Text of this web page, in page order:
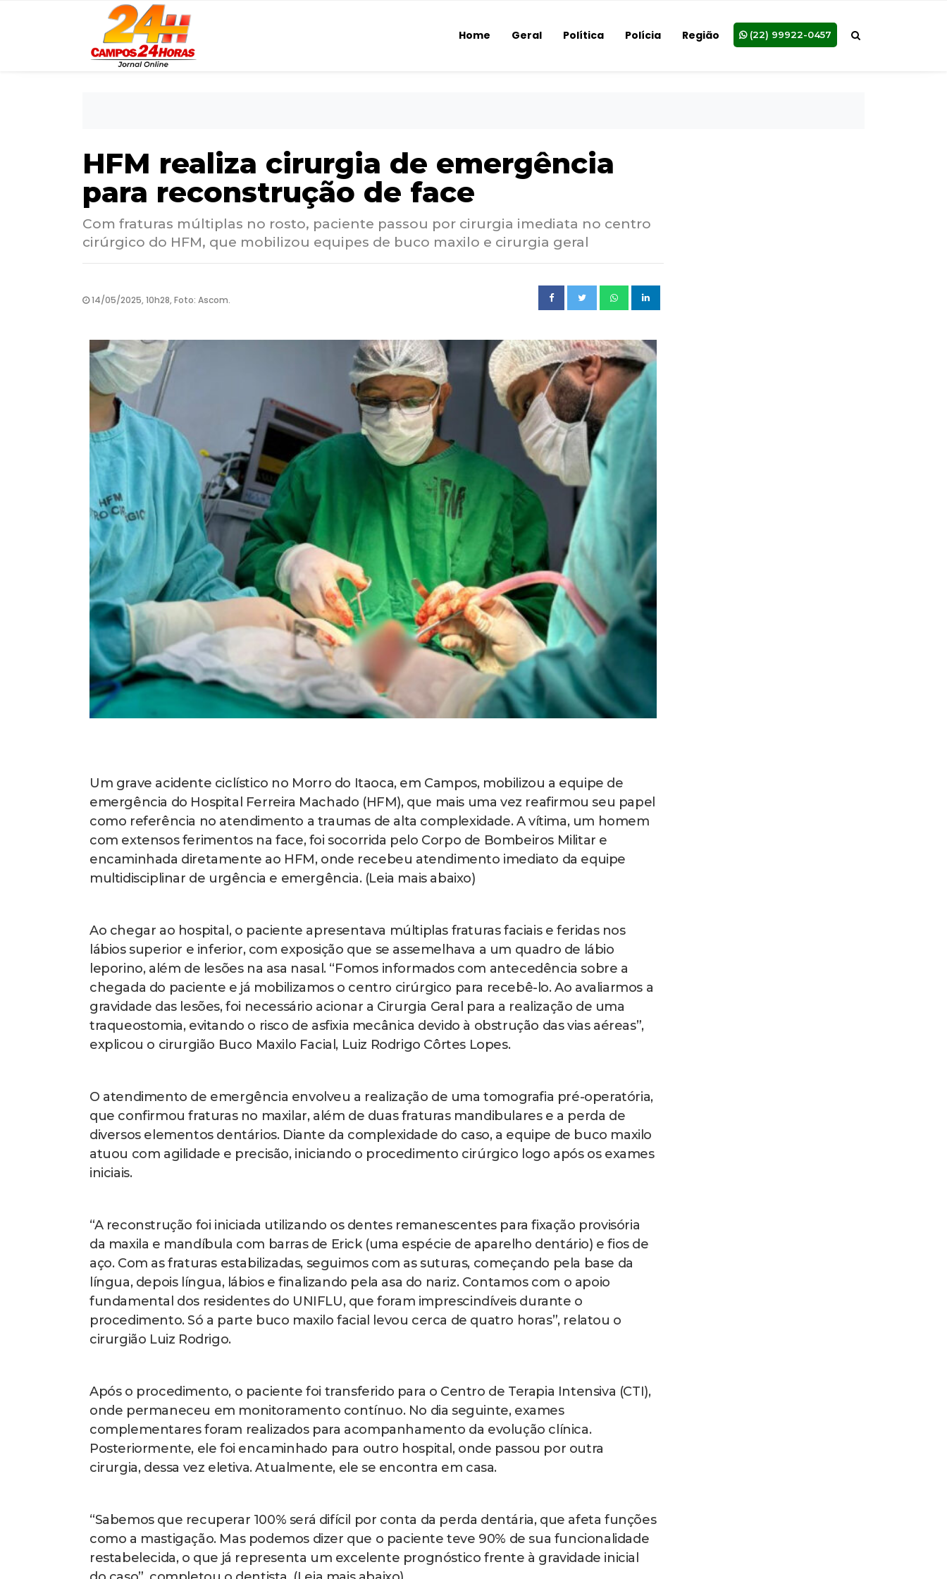
Home Geral Política Polícia Região (22) 99922-0457
HFM realiza cirurgia de emergência
para reconstrução de face
Com fraturas múltiplas no rosto, paciente passou por cirurgia imediata no centro
cirúrgico do HFM, que mobilizou equipes de buco maxilo e cirurgia geral
14/05/2025, 10h28, Foto: Ascom.
Um grave acidente ciclístico no Morro do Itaoca, em Campos, mobilizou a equipe de
emergência do Hospital Ferreira Machado (HFM), que mais uma vez reafirmou seu papel
como referência no atendimento a traumas de alta complexidade. A vítima, um homem
com extensos ferimentos na face, foi socorrida pelo Corpo de Bombeiros Militar e
encaminhada diretamente ao HFM, onde recebeu atendimento imediato da equipe
multidisciplinar de urgência e emergência. (Leia mais abaixo)
Ao chegar ao hospital, o paciente apresentava múltiplas fraturas faciais e feridas nos
lábios superior e inferior, com exposição que se assemelhava a um quadro de lábio
leporino, além de lesões na asa nasal. “Fomos informados com antecedência sobre a
chegada do paciente e já mobilizamos o centro cirúrgico para recebê-lo. Ao avaliarmos a
gravidade das lesões, foi necessário acionar a Cirurgia Geral para a realização de uma
traqueostomia, evitando o risco de asfixia mecânica devido à obstrução das vias aéreas”,
explicou o cirurgião Buco Maxilo Facial, Luiz Rodrigo Côrtes Lopes.
O atendimento de emergência envolveu a realização de uma tomografia pré-operatória,
que confirmou fraturas no maxilar, além de duas fraturas mandibulares e a perda de
diversos elementos dentários. Diante da complexidade do caso, a equipe de buco maxilo
atuou com agilidade e precisão, iniciando o procedimento cirúrgico logo após os exames
iniciais.
“A reconstrução foi iniciada utilizando os dentes remanescentes para fixação provisória
da maxila e mandíbula com barras de Erick (uma espécie de aparelho dentário) e fios de
aço. Com as fraturas estabilizadas, seguimos com as suturas, começando pela base da
língua, depois língua, lábios e finalizando pela asa do nariz. Contamos com o apoio
fundamental dos residentes do UNIFLU, que foram imprescindíveis durante o
procedimento. Só a parte buco maxilo facial levou cerca de quatro horas”, relatou o
cirurgião Luiz Rodrigo.
Após o procedimento, o paciente foi transferido para o Centro de Terapia Intensiva (CTI),
onde permaneceu em monitoramento contínuo. No dia seguinte, exames
complementares foram realizados para acompanhamento da evolução clínica.
Posteriormente, ele foi encaminhado para outro hospital, onde passou por outra
cirurgia, dessa vez eletiva. Atualmente, ele se encontra em casa.
“Sabemos que recuperar 100% será difícil por conta da perda dentária, que afeta funções
como a mastigação. Mas podemos dizer que o paciente teve 90% de sua funcionalidade
restabelecida, o que já representa um excelente prognóstico frente à gravidade inicial